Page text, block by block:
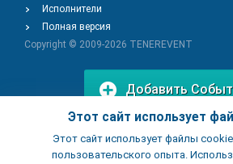
Этот сайт использует
Этот сайт использует файлы
пользовательского опыта.
Исполнители
Полная версия
Copyright © 2009-2026 TENEREVENT
Добавить
Добавить